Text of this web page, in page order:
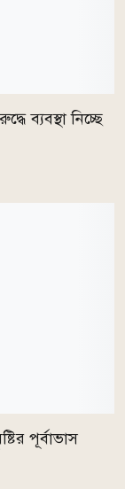
ব্যবস্থা নিচ্ছে
পূর্বাভাস